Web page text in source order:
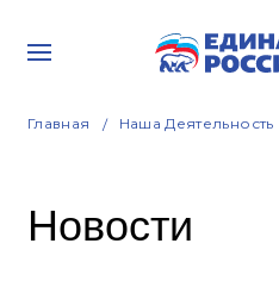
Главная Наша Деятельность
Новости